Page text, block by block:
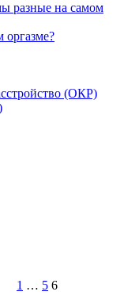
разные на самом
оргазме?
(ОКР)
1 … 5 6